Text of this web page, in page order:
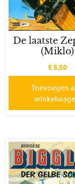
De laatste
(Miklo)
€5,50
Toevoegen